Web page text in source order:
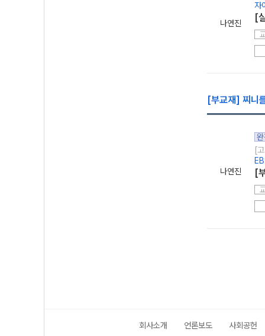
나연진
자
[
[부교재] 찌니
나연진
[
[
회사소개 언론보도 사회공헌